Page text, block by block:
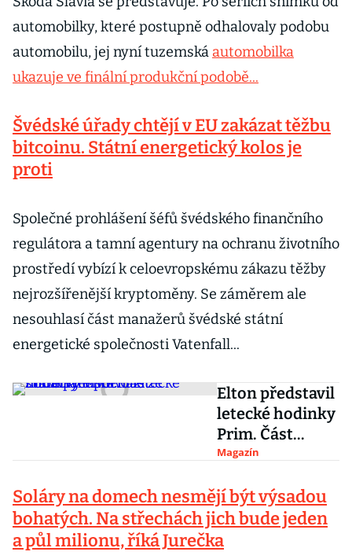
automobilky, které postupně odhalovaly podobu
automobilu, jej nyní tuzemská automobilka
ukazuje ve finální produkční podobě...
Švédské úřady chtějí v EU zakázat těžbu
bitcoinu. Státní energetický kolos je
proti
Společné prohlášení šéfů švédského finančního
regulátora a tamní agentury na ochranu životního
prostředí vybízí k celoevropskému zákazu těžby
nejrozšířenější kryptoměny. Se záměrem ale
nesouhlasí část manažerů švédské státní
energetické společnosti Vatenfall...
Elton představil
letecké hodinky
Prim. Část
materiálu
stíhačky MiG-15
Magazín
Soláry na domech nesmějí být výsadou
bohatých. Na střechách jich bude jeden
a půl milionu, říká Jurečka